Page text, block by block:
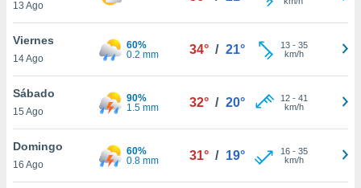
cookies
13 Ago
Viernes
14 Ago
60%
0.2 mm
34° / 21° 13- 35
km/h
Sábado
15 Ago
90%
1.5 mm
32° / 20° 12- 41
km/h
Domingo
16 Ago
60%
0.8 mm
31° / 19° 16- 35
km/h